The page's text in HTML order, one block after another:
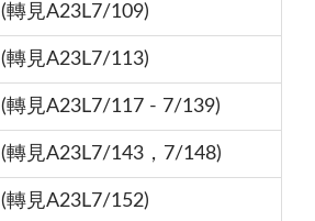
(轉見A23L7/109)
(轉見A23L7/113)
(轉見A23L7/117 - 7/139)
(轉見A23L7/143，7/148)
(轉見A23L7/152)